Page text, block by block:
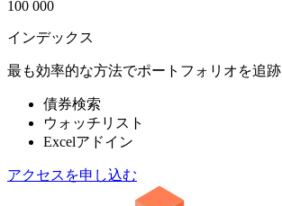
100 000
インデックス
最も効率的な方法でポートフォリオを追跡
債券検索
ウォッチリスト
Excelアドイン
アクセスを申し込む